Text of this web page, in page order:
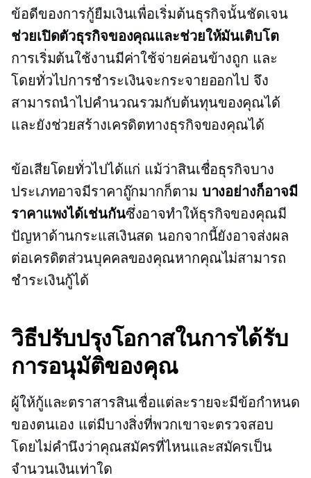
ข้อดีของการกู้ยืมเงินเพื่อเริ่มต้นธุรกิจนั้นชัดเจน
ช่วยเปิดตัวธุรกิจของคุณและช่วยให้มันเติบโต
การเริ่มต้นใช้งานมีค่าใช้จ่ายค่อนข้างถูก และ
โดยทั่วไปการชำระเงินจะกระจายออกไป จึง
สามารถนำไปคำนวณรวมกับต้นทุนของคุณได้
และยังช่วยสร้างเครดิตทางธุรกิจของคุณได้
ข้อเสียโดยทั่วไปได้แก่ แม้ว่าสินเชื่อธุรกิจบาง
ประเภทอาจมีราคาถู๊กมากก็ตาม บางอย่างก็อาจมี
ราคาแพงได้เช่นกันซึ่งอาจทำให้ธุรกิจของคุณมี
ปัญหาด้านกระแสเงินสด นอกจากนี้ยังอาจส่งผล
ต่อเครดิตส่วนบุคคลของคุณหากคุณไม่สามารถ
ชำระเงินกู้ได้
วิธีปรับปรุงโอกาสในการได้รับ
การอนุมัติของคุณ
ผู้ให้กู้และตราสารสินเชื่อแต่ละรายจะมีข้อกำหนด
ของตนเอง แต่มีบางสิ่งที่พวกเขาจะตรวจสอบ
โดยไม่คำนึงว่าคุณสมัครที่ไหนและสมัครเป็น
จำนวนเงินเท่าใด